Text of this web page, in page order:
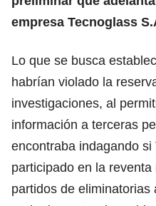
empresa Tecnoglass
Lo que se busca
habrían violado la
investigaciones, al
información a terceras
encontraba indagando si
participado en la
partidos de